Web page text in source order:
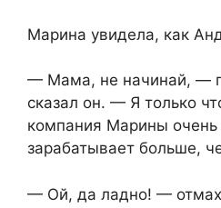
Марина увидела, как
— Мама, не начинай, —
сказал он. — Я только
компания Марины
зарабатывает больше,
— Ой, да ладно! —